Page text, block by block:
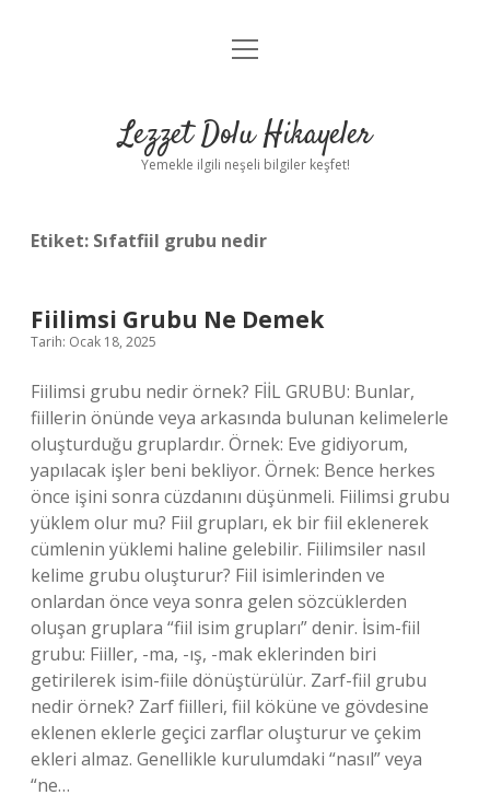
Anasayfa
Yasal Uyarı
menüyü
Lezzet Dolu Hikayeler
Yemekle ilgili neşeli bilgiler keşfet!
Etiket: Sıfatfiil grubu nedir
Fiilimsi Grubu Ne Demek
Tarih: Ocak 18, 2025
Fiilimsi grubu nedir örnek? FİİL GRUBU: Bunlar,
fiillerin önünde veya arkasında bulunan kelimelerle
oluşturduğu gruplardır. Örnek: Eve gidiyorum,
yapılacak işler beni bekliyor. Örnek: Bence herkes
önce işini sonra cüzdanını düşünmeli. Fiilimsi grubu
yüklem olur mu? Fiil grupları, ek bir fiil eklenerek
cümlenin yüklemi haline gelebilir. Fiilimsiler nasıl
kelime grubu oluşturur? Fiil isimlerinden ve
onlardan önce veya sonra gelen sözcüklerden
oluşan gruplara “fiil isim grupları” denir. İsim-fiil
grubu: Fiiller, -ma, -ış, -mak eklerinden biri
getirilerek isim-fiile dönüştürülür. Zarf-fiil grubu
nedir örnek? Zarf fiilleri, fiil köküne ve gövdesine
eklenen eklerle geçici zarflar oluşturur ve çekim
ekleri almaz. Genellikle kurulumdaki “nasıl” veya
“ne…